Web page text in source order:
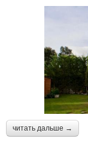
читать дальше →